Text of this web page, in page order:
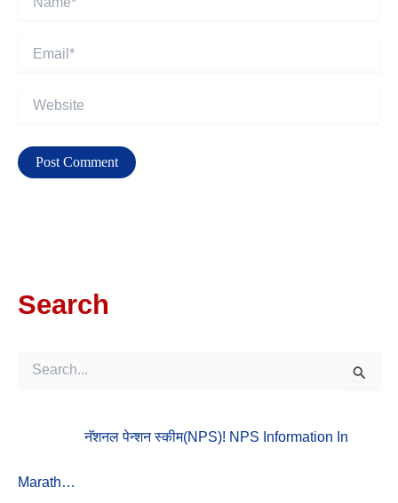
Search
F
नॅशनल पेन्शन स्कीम(NPS)! NPS Information In
Marath…